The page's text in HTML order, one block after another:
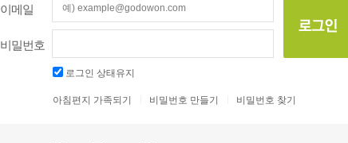
이메일
비밀번호
로그인 상태유지
아침편지 가족되기 비밀번호 만들기 비밀번호 찾기